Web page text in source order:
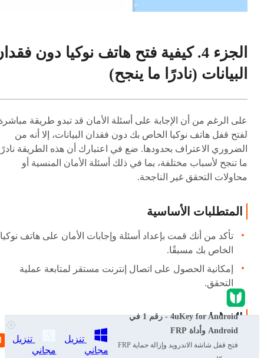
الجزء 4. كيفية فتح هاتف نوكيا دون
البيانات (نادرًا ما ينجح)
على الرغم من أن الإجابة على أسئلة الأمان قد تبدو طريقة
لفتح قفل هاتف نوكيا الخاص بك دون فقدان البيانات، إلا أنه من
الضروري الاعتراف بحدودها. ضع في اعتبارك أن هذه الطريقة
ما تنجح لأسباب مختلفة، بما في ذلك أسئلة الأمان المنسية أو
محاولات التحقق غير الناجحة.
المتطلبات الأساسية
تأكد من أنك قمت بإعداد أسئلة وإجابات الأمان على هاتف نوكيا
الخاص بك مسبقًا.
إمكانية الحصول على اتصال إنترنت مستقر لمتابعة عملية
التحقق.
الخطوات
على شاشة قفل هاتف نوكيا الخاص بك، انقر فوق خيار هل
كلمة المرور؟ أو هل نسيت النمط؟
4uKey for Android - رقم 1 في
Android وأداة FRP
فتح قفل شاشة الاندرويد وإزالة حماية FRP
تنزيل
مجاني
تنزيل
مجاني